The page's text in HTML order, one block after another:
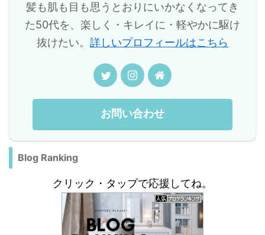
髪も肌も目も思うとおりにいかなくなってき
た50代を、楽しく・キレイに・軽やかに駆け
抜けたい。 詳しいプロフィールはこちら
お問い合わせ
Blog Ranking
クリック・タップで応援してね。